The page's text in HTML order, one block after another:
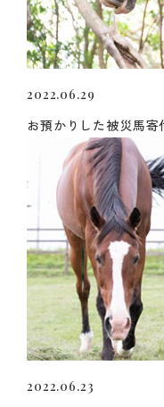
2022.06.29
お預かりした被災馬
2022.06.23